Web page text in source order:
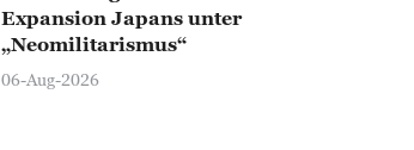
Expansion Japans unter
„Neomilitarismus“
06-Aug-2026